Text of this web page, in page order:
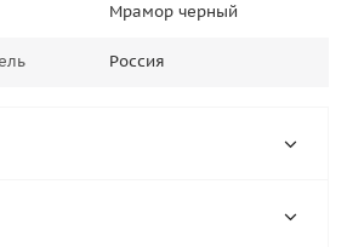
Мрамор черный
Россия